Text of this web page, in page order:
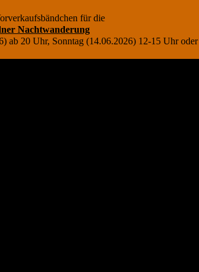
für die
Nachtwanderung
ab 20 Uhr, Sonntag (14.06.2026) 12-15 Uhr